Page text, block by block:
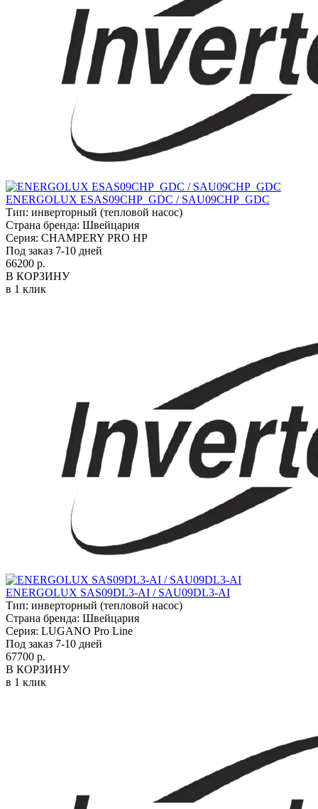
ENERGOLUX ESAS09CHP_GDC / SAU09CHP_GDC
Тип: инверторный (тепловой насос)
Страна бренда: Швейцария
Серия: CHAMPERY PRO HP
Под заказ 7-10 дней
66200 р.
В КОРЗИНУ
в 1 клик
ENERGOLUX SAS09DL3-AI / SAU09DL3-AI
Тип: инверторный (тепловой насос)
Страна бренда: Швейцария
Серия: LUGANO Pro Line
Под заказ 7-10 дней
67700 р.
В КОРЗИНУ
в 1 клик